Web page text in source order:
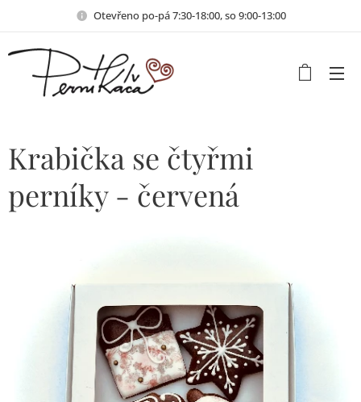
Otevřeno po-pá 7:30-18:00, so 9:00-13:00
Krabička se čtyřmi
perníky - červená